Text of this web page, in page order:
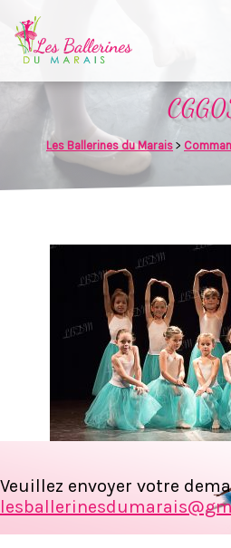
Les Ballerines du Marais >
Veuillez envoyer votre